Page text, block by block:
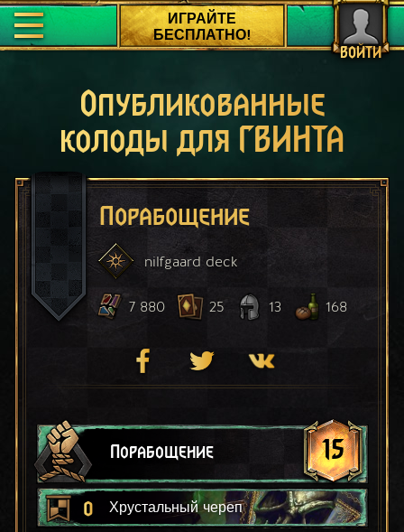
ВОЙТИ
ИГРАЙТЕ
БЕСПЛАТНО!
Опубликованные
колоды для ГВИНТА
Порабощение
nilfgaard deck
7 880 25 13 168
Порабощение 15
0 Хрустальный череп